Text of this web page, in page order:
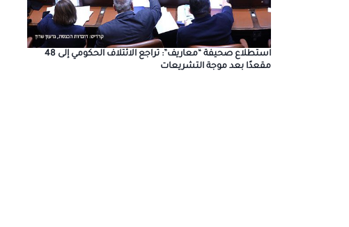
استطلاع صحيفة “معاريف”: تراجع الائتلاف الحكومي إلى 48
مقعدًا بعد موجة التشريعات